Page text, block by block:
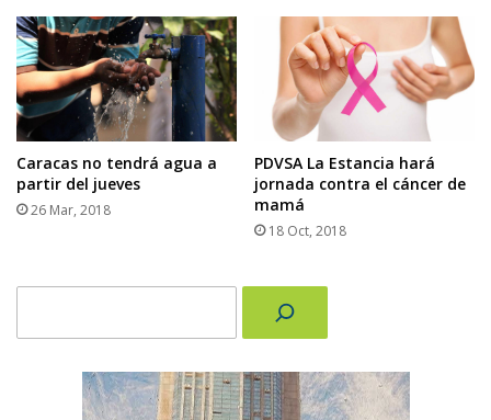
Caracas no tendrá agua a
partir del jueves
26 Mar, 2018
PDVSA La Estancia hará
jornada contra el cáncer de
mamá
18 Oct, 2018